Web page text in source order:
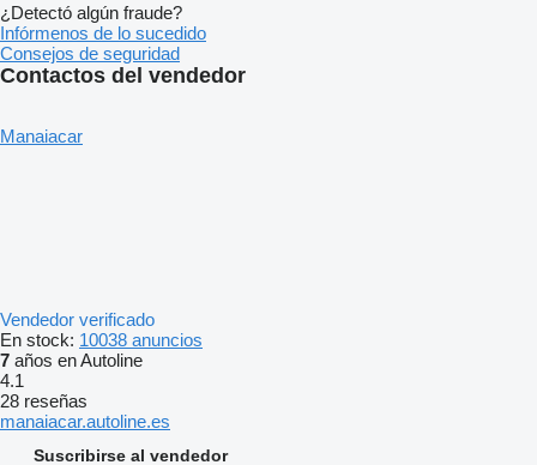
¿Detectó algún fraude?
Infórmenos de lo sucedido
Consejos de seguridad
Contactos del vendedor
Manaiacar
Vendedor verificado
En stock: 10038 anuncios
7 años en Autoline
4.1
28 reseñas
manaiacar.autoline.es
Suscribirse al vendedor